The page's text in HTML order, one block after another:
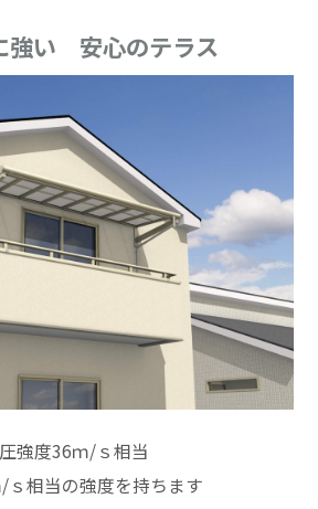
強い 安心のテラス
強度36ｍ/ｓ相当
ｓ相当の強度を持ちます